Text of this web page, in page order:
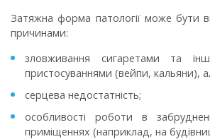
Затяжна форма патології може бути
причинами:
зловживання сигаретами та
пристосуваннями (вейпи, кальяни),
серцева недостатність;
особливості роботи в
приміщеннях (наприклад, на